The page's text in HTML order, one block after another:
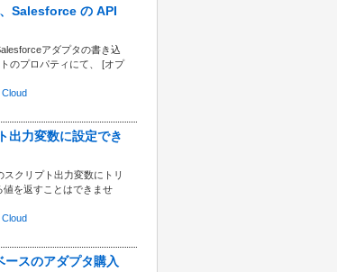
Salesforce の API
アダプタの書き込
のプロパティにて、 [オプ
出力変数に設定でき
クリプト出力変数にトリ
を返すことはできませ
スのアダプタ購入